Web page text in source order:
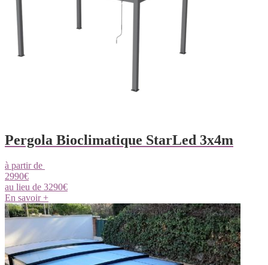
Pergola Bioclimatique StarLed 3x4m
à partir de
2990€
au lieu de 3290€
En savoir +